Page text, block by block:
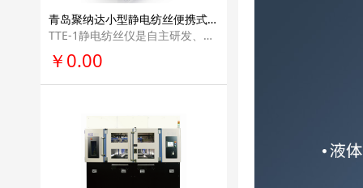
青岛聚纳达小型静电纺丝便携式轻型纳米纤维仪器学校教学用医疗美容科研单位实验室电纺丝设备TTE-1
TTE-1静电纺丝仪是自主研发、生产的实验设备，主要用于科研领域实现静电纺丝制 备微纳米纤维。设备具有很好的便携性、整体性、可控性，同时加入了静电安全防 护、人体工程学等设计，在使用过程中具有安全、高效、灵活等特点。
￥0.00